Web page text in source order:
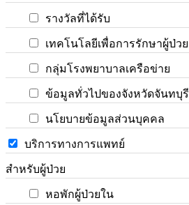
รางวัลที่ได้รับ
เทคโนโลยีเพื่อการรักษาผู้ป่วย
กลุ่มโรงพยาบาลเครือข่าย
ข้อมูลทั่วไปของจังหวัดจันทบุรี
นโยบายข้อมูลส่วนบุคคล
บริการทางการแพทย์
สำหรับผู้ป่วย
หอพักผู้ป่วยใน